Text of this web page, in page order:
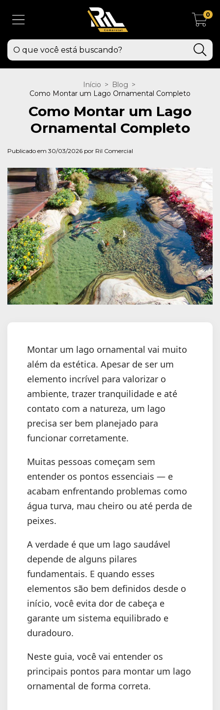
0
Início > Blog >
Como Montar um Lago Ornamental Completo
Como Montar um Lago
Ornamental Completo
Publicado em 30/03/2026 por Ril Comercial
Montar um lago ornamental vai muito
além da estética. Apesar de ser um
elemento incrível para valorizar o
ambiente, trazer tranquilidade e até
contato com a natureza, um lago
precisa ser bem planejado para
funcionar corretamente.
Muitas pessoas começam sem
entender os pontos essenciais — e
acabam enfrentando problemas como
água turva, mau cheiro ou até perda de
peixes.
A verdade é que um lago saudável
depende de alguns pilares
fundamentais. E quando esses
elementos são bem definidos desde o
início, você evita dor de cabeça e
garante um sistema equilibrado e
duradouro.
Neste guia, você vai entender os
principais pontos para montar um lago
ornamental de forma correta.